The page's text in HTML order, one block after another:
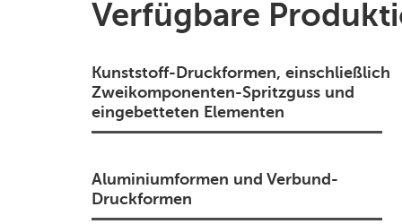
Verfügbare
Kunststoff-Druckformen, einschließlich
Zweikomponenten-Spritzguss und
eingebetteten Elementen
Aluminiumformen und Verbund-
Druckformen